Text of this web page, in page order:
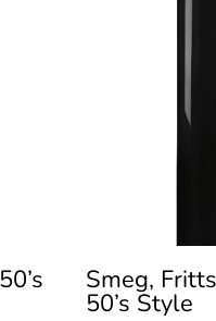
Smeg,
50’s Style